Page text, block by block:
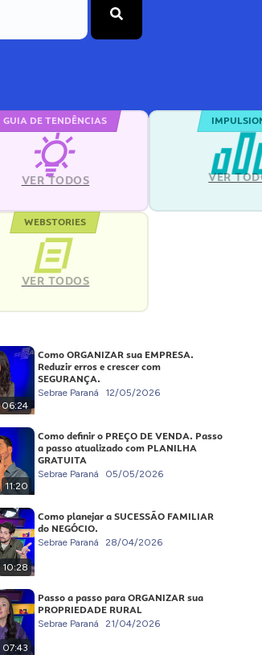
GUIA DE TENDÊNCIAS
VER TODOS VER
WEBSTORIES
VER TODOS
06:24
Como ORGANIZAR sua EMPRESA.
Reduzir erros e crescer com
SEGURANÇA.
Sebrae Paraná 12/05/2026
11:20
Como definir o PREÇO DE VENDA. Passo
a passo atualizado com PLANILHA
GRATUITA
Sebrae Paraná 05/05/2026
10:28
Como planejar a SUCESSÃO FAMILIAR
do NEGÓCIO.
Sebrae Paraná 28/04/2026
07:43
Passo a passo para ORGANIZAR sua
PROPRIEDADE RURAL
Sebrae Paraná 21/04/2026